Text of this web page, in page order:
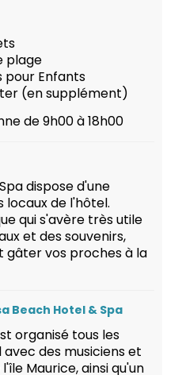
plage
pour Enfants
(en supplément)
de 9h00 à 18h00
dispose d'une
locaux de l'hôtel.
qui s'avère très utile
et des souvenirs,
gâter vos proches à la
Beach Hotel & Spa
organisé tous les
des musiciens et
Maurice, ainsi qu'un